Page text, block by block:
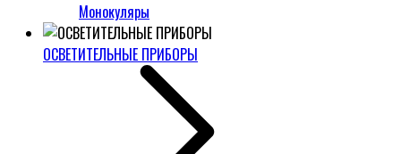
Монокуляры
ОСВЕТИТЕЛЬНЫЕ ПРИБОРЫ